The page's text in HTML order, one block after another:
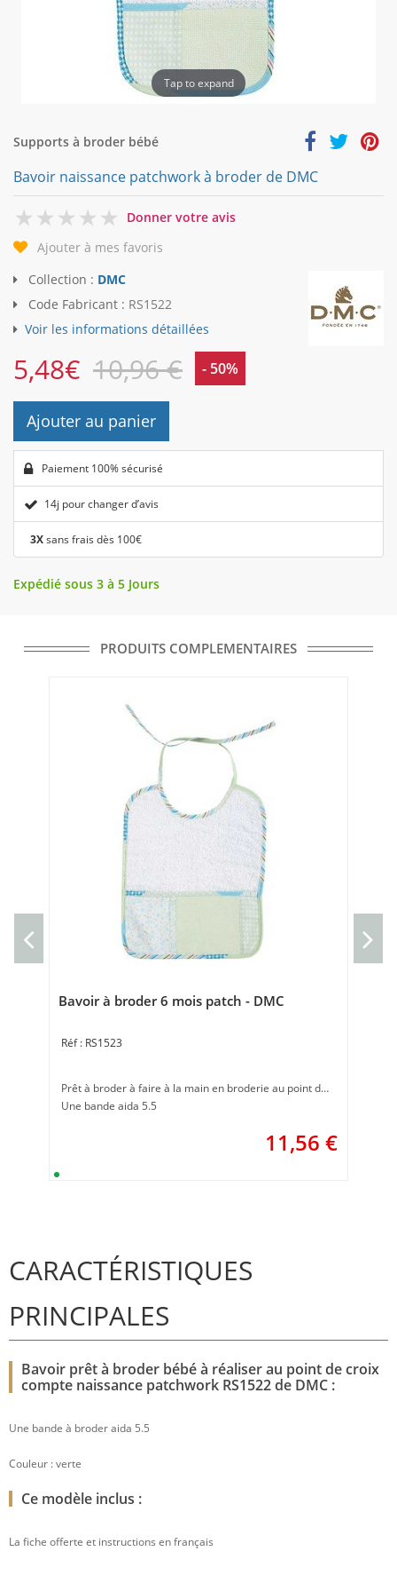
Tap to expand
Supports à broder bébé
Bavoir naissance patchwork à broder de DMC
0
Donner votre avis
Ajouter à mes favoris
Collection : DMC
Code Fabricant : RS1522
Voir les informations détaillées
5,48€ 10,96 € - 50%
Ajouter au panier
Paiement 100% sécurisé
14j pour changer d’avis
3Xsans frais dès 100€
Expédié sous 3 à 5 Jours
PRODUITS COMPLEMENTAIRES
Bavoir à broder 6 mois patch - DMC
RS1523
Prêt à broder à faire à la main en broderie au point de croix
Une bande aida 5.5
11,56 €
CARACTÉRISTIQUES
PRINCIPALES
Bavoir prêt à broder bébé à réaliser au point de croix
compte naissance patchwork RS1522 de DMC :
Une bande à broder aida 5.5
Couleur : verte
Ce modèle inclus :
La fiche offerte et instructions en français